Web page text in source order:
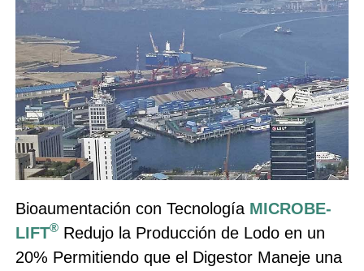
Bioaumentación con Tecnología MICROBE-
LIFT® Redujo la Producción de Lodo en un
20% Permitiendo que el Digestor Maneje una